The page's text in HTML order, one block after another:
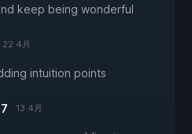
keep being wonderful
22 4月
intuition points
13 4月